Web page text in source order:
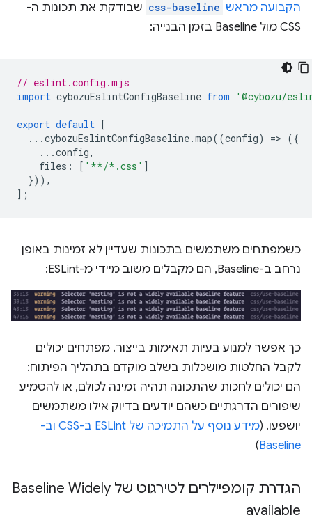
הקבועה מראש css-baseline שבודקת את תכונות ה-
CSS מול Baseline בזמן הבנייה:
// eslint.config.mjs
import cybozuEslintConfigBaseline from '@cybozu/
export default
[
...cybozuEslintConfigBaseline.map((config) => ({
...config,
files : [ '**/*.css' ]
})),
];
כשמפתחים משתמשים בתכונות שעדיין לא זמינות באופן
נרחב ב-Baseline, הם מקבלים משוב מיידי מ-ESLint:
כך אפשר למנוע בעיות תאימות בייצור. מפתחים יכולים
לקבל החלטות מושכלות בשלב מוקדם בתהליך הפיתוח:
הם יכולים לחכות שהתכונה תהיה זמינה לכולם, או להטמיע
שיפורים הדרגתיים כשהם יודעים בדיוק אילו משתמשים
יושפעו. (
מידע נוסף על התמיכה של ESLint ב-CSS וב-
Baseline
)
הגדרת קומפיילרים לטירגוט של Baseline Widely
available